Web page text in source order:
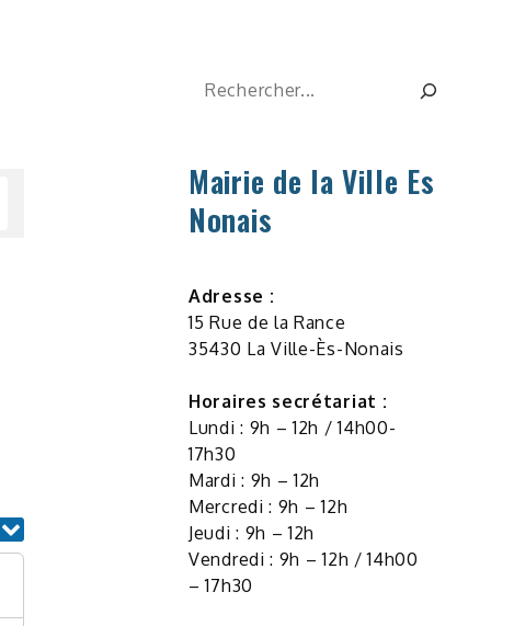
Rechercher
Mairie de la Ville Es
Nonais
Adresse :
15 Rue de la Rance
35430 La Ville-Ès-Nonais
Horaires secrétariat :
Lundi : 9h – 12h / 14h00-
17h30
Mardi : 9h – 12h
Mercredi : 9h – 12h
Jeudi : 9h – 12h
Vendredi : 9h – 12h / 14h00
– 17h30